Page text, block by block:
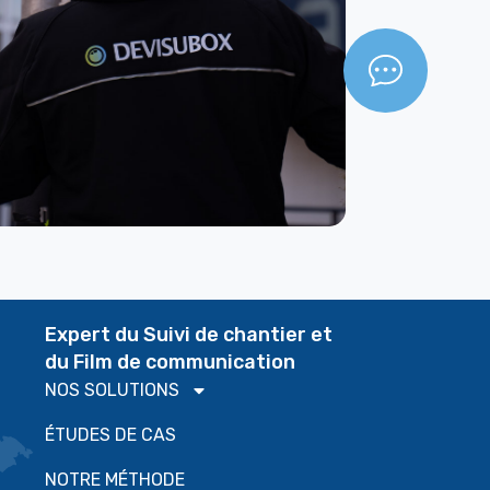
Expert du Suivi de chantier et
du Film de communication
NOS SOLUTIONS
ÉTUDES DE CAS
NOTRE MÉTHODE